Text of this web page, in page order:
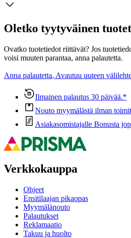
Oletko tyytyväinen
Ovatko tuotetiedot riittävät? Jos
voisi muuten parantaa, anna palautetta.
Anna palautetta, Avautuu uuteen
Ilmainen palautus 30 päivää.*
Nouto myymälästä ilman
Asiakasomistajalle Bonusta
Verkkokauppa
Ohjeet
Ensitilaajan pikaopas
Myymälänouto
Palautukset
Reklamaatio
Takuu ja huolto